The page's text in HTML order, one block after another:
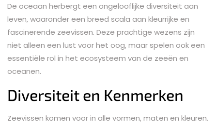
De oceaan herbergt een ongelooflijke diversiteit aan
leven, waaronder een breed scala aan kleurrijke en
fascinerende zeevissen. Deze prachtige wezens zijn
niet alleen een lust voor het oog, maar spelen ook een
essentiële rol in het ecosysteem van de zeeën en
oceanen.
Diversiteit en Kenmerken
Zeevissen komen voor in alle vormen, maten en kleuren.